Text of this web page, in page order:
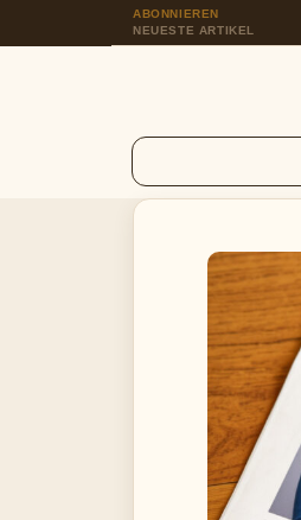
ABONNIEREN
NEUESTE ARTIKEL